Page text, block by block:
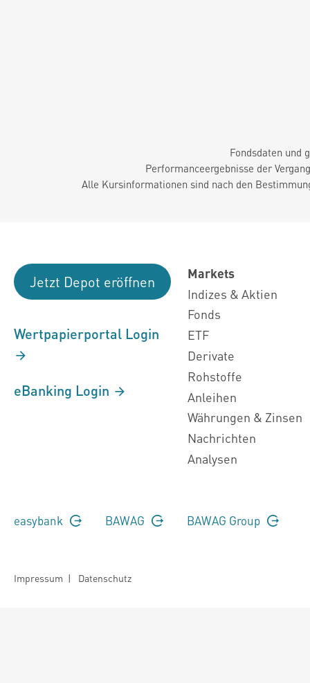
Fondsdaten und
Performanceergebnisse der
Alle Kursinformationen sind nach den
Jetzt Depot eröffnen
Wertpapierportal Login
eBanking Login
Markets
Indizes & Aktien
Fonds
ETF
Derivate
Rohstoffe
Anleihen
Währungen & Zinsen
Nachrichten
Analysen
easybank BAWAG BAWAG Group
Impressum | Datenschutz